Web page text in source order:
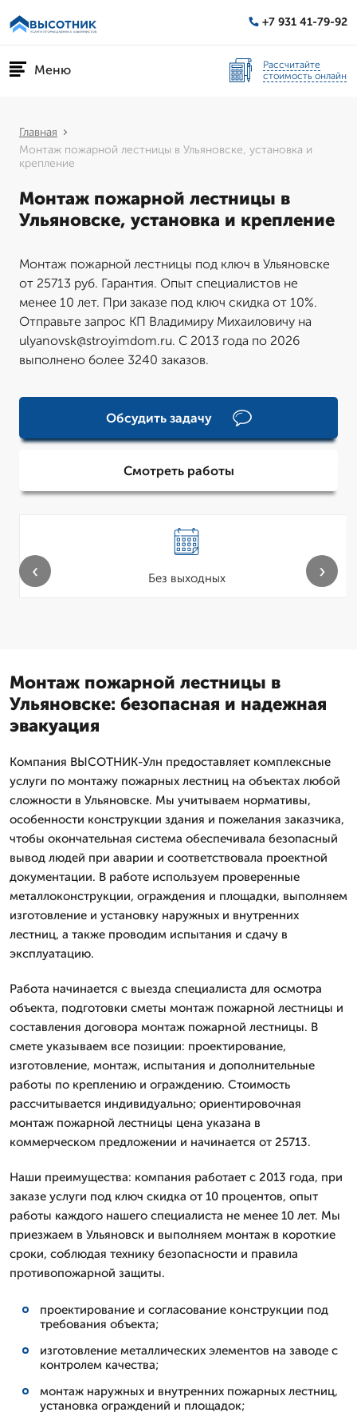
+7 931 41-79-92
Меню
Рассчитайте
стоимость онлайн
Главная
Монтаж пожарной лестницы в Ульяновске, установка и
крепление
Монтаж пожарной лестницы в
Ульяновске, установка и крепление
Монтаж пожарной лестницы под ключ в Ульяновске
от 25713 руб. Гарантия. Опыт специалистов не
менее 10 лет. При заказе под ключ скидка от 10%.
Отправьте запрос КП Владимиру Михаиловичу на
ulyanovsk@stroyimdom.ru. С 2013 года по 2026
выполнено более 3240 заказов.
Обсудить задачу
Смотреть работы
Без выходных
‹ ›
Монтаж пожарной лестницы в
Ульяновске: безопасная и надежная
эвакуация
Компания ВЫСОТНИК-Улн предоставляет комплексные
услуги по монтажу пожарных лестниц на объектах любой
сложности в Ульяновске. Мы учитываем нормативы,
особенности конструкции здания и пожелания заказчика,
чтобы окончательная система обеспечивала безопасный
вывод людей при аварии и соответствовала проектной
документации. В работе используем проверенные
металлоконструкции, ограждения и площадки, выполняем
изготовление и установку наружных и внутренних
лестниц, а также проводим испытания и сдачу в
эксплуатацию.
Работа начинается с выезда специалиста для осмотра
объекта, подготовки сметы монтаж пожарной лестницы и
составления договора монтаж пожарной лестницы. В
смете указываем все позиции: проектирование,
изготовление, монтаж, испытания и дополнительные
работы по креплению и ограждению. Стоимость
рассчитывается индивидуально; ориентировочная
монтаж пожарной лестницы цена указана в
коммерческом предложении и начинается от 25713.
Наши преимущества: компания работает с 2013 года, при
заказе услуги под ключ скидка от 10 процентов, опыт
работы каждого нашего специалиста не менее 10 лет. Мы
приезжаем в Ульяновск и выполняем монтаж в короткие
сроки, соблюдая технику безопасности и правила
противопожарной защиты.
проектирование и согласование конструкции под
требования объекта;
изготовление металлических элементов на заводе с
контролем качества;
монтаж наружных и внутренних пожарных лестниц,
установка ограждений и площадок;